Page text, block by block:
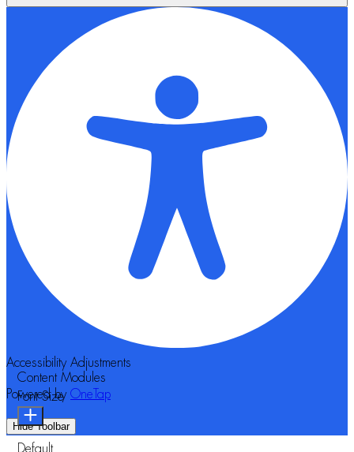
Accessibility Adjustments
Powered by OneTap
Hide Toolbar
Content Modules
Font Size
Default